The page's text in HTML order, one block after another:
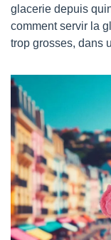
glacerie depuis
comment servir la
trop grosses, dans